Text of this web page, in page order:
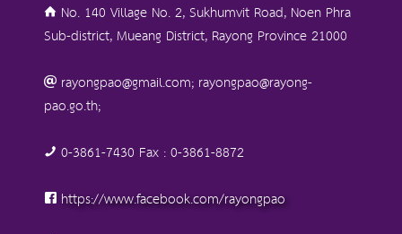
No. 140 Village No. 2, Sukhumvit Road, Noen Phra
Sub-district, Mueang District, Rayong Province 21000
rayongpao@gmail.com; rayongpao@rayong-
pao.go.th;
0-3861-7430 Fax : 0-3861-8872
https://www.facebook.com/rayongpao